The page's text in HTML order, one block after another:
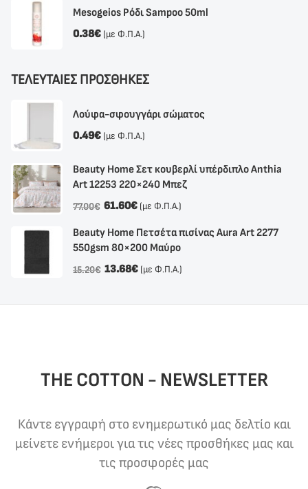
Mesogeios Ρόδι Sampoo 50ml
0.38€ (με Φ.Π.Α.)
ΤΕΛΕΥΤΑΙΕΣ ΠΡΟΣΘΗΚΕΣ
Λούφα-σφουγγάρι σώματος
0.49€ (με Φ.Π.Α.)
Beauty Home Σετ κουβερλί υπέρδιπλο Anthia
Αrt 12253 220×240 Μπεζ
77.00€ 61.60€ (με Φ.Π.Α.)
Beauty Home Πετσέτα πισίνας Aura Art 2277
550gsm 80×200 Μαύρο
15.20€ 13.68€ (με Φ.Π.Α.)
THE COTTON - NEWSLETTER
Κάντε εγγραφή στο ενημερωτικό μας δελτίο και
μείνετε ενήμεροι για τις νέες προσθήκες μας και
τις προσφορές μας